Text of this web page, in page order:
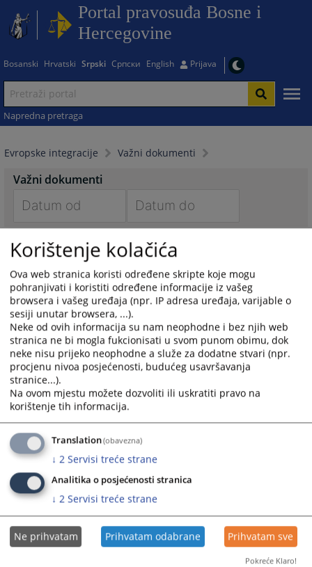
Portal pravosuđa Bosne i
Hercegovine
Bosanski Hrvatski Srpski Српски English Prijava
Napredna pretraga
Evropske integracije Važni dokumenti
Važni dokumenti
Navigate
forward
to
interact
with
the
calendar
and
select
a
date.
Press
the
question
mark
key
to
get
keyboard
shortcuts
for
Navigate
forward
to
interact
with
the
calendar
and
select
a
Press
the
question
mark
key
to
the
keyboard
shortcuts
for
Mišljenje Evropske komisije za
demokratiju kroz pravo – Venecijanska
komisija
Tehničke informacije koje zahtijeva
Evropska Komisija u vezi sa
struktuiranim dijalogom o pravosuđu
između EU i BiH
Sporazum o stabilizaciji i pridruživanju
Korištenje kolačića
Ova web stranica koristi određene skripte koje mogu
pohranjivati i koristiti određene informacije iz vašeg
browsera i vašeg uređaja (npr. IP adresa uređaja, varijable o
sesiji unutar browsera, ...).
Neke od ovih informacija su nam neophodne i bez njih web
stranica ne bi mogla fukcionisati u svom punom obimu, dok
neke nisu prijeko neophodne a služe za dodatne stvari (npr.
procjenu nivoa posjećenosti, budućeg usavršavanja
stranice...).
Na ovom mjestu možete dozvoliti ili uskratiti pravo na
korištenje tih informacija.
Translation(obavezna)
↓ 2 Servisi treće strane
Analitika o posjećenosti stranica
↓ 2 Servisi treće strane
Ne prihvatam Prihvatam odabrane Prihvatam sve
Pokreće Klaro!